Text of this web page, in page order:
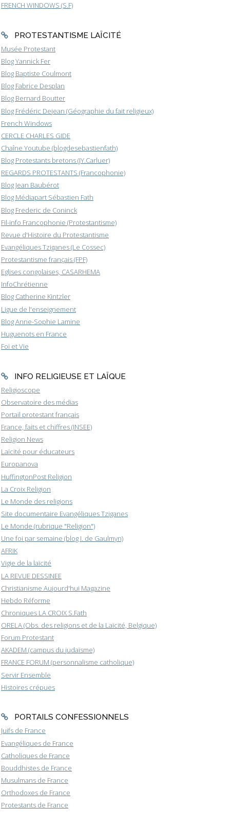
FRENCH WINDOWS (S.F)
PROTESTANTISME LAÏCITÉ
Musée Protestant
Blog Yannick Fer
Blog Baptiste Coulmont
Blog Fabrice Desplan
Blog Bernard Boutter
Blog Frédéric Dejean (Géographie du fait religieux)
French Windows
CERCLE CHARLES GIDE
Chaîne Youtube (blogdesebastienfath)
Blog Protestants bretons (JY.Carluer)
REGARDS PROTESTANTS (Francophonie)
Blog Jean Baubérot
Blog Médiapart Sébastien Fath
Blog Frederic de Coninck
Fil-info Francophonie (Protestantisme)
Revue d'Histoire du Protestantisme
Evangéliques Tziganes (Le Cossec)
Protestantisme français (FPF)
Eglises congolaises, CASARHEMA
InfoChrétienne
Blog Catherine Kintzler
Ligue de l'enseignement
Blog Anne-Sophie Lamine
Huguenots en France
Foi et Vie
INFO RELIGIEUSE ET LAÏQUE
Religioscope
Observatoire des médias
Portail protestant français
France, faits et chiffres (INSEE)
Religion News
Laïcité pour éducateurs
Europanova
HuffingtonPost Religion
La Croix Religion
Le Monde des religions
Site documentaire Evangéliques Tziganes
Le Monde (rubrique "Religion")
Une foi par semaine (blog I. de Gaulmyn)
AFRIK
Vigie de la laïcité
LA REVUE DESSINEE
Christianisme Aujourd'hui Magazine
Hebdo Réforme
Chroniques LA CROIX S.Fath
ORELA (Obs. des religions et de la Laïcité, Belgique)
Forum Protestant
AKADEM (campus du judaïsme)
FRANCE FORUM (personnalisme catholique)
Servir Ensemble
Histoires crépues
PORTAILS CONFESSIONNELS
Juifs de France
Evangéliques de France
Catholiques de France
Bouddhistes de France
Musulmans de France
Orthodoxes de France
Protestants de France